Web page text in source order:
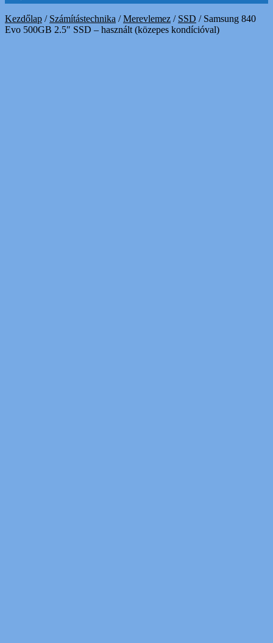
Kezdőlap / Számítástechnika /Merevlemez / SSD / Samsung 840
Evo 500GB 2.5″ SSD – használt (közepes kondícióval)